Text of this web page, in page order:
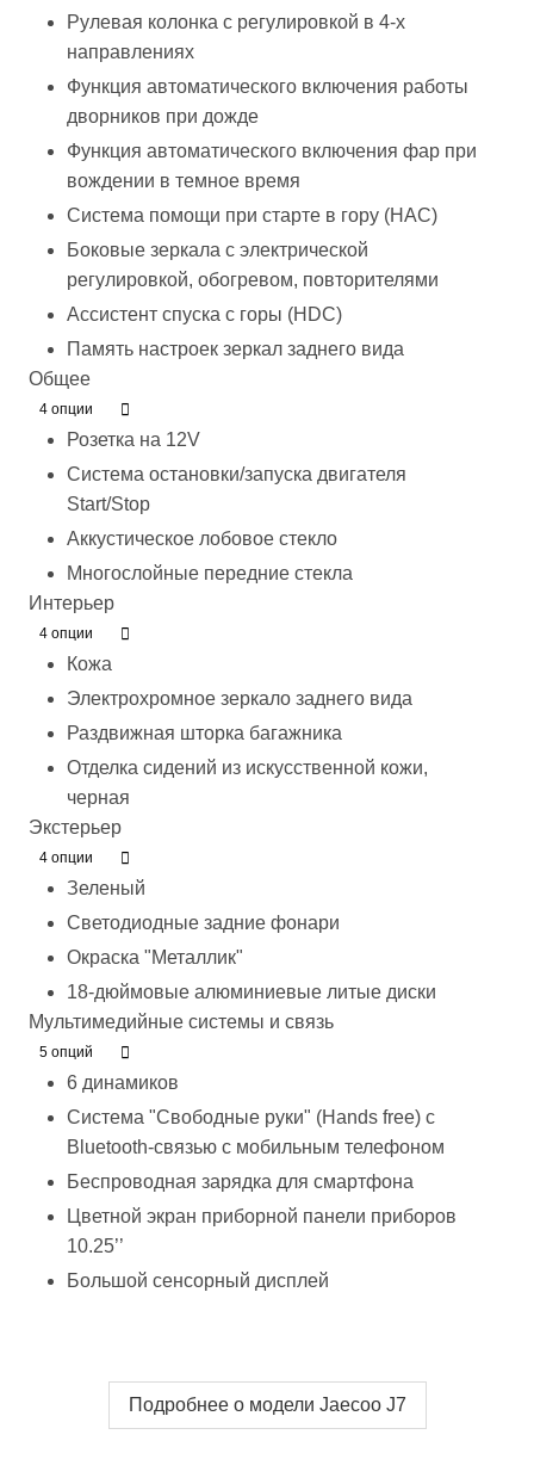
Рулевая колонка с регулировкой в 4-х
направлениях
Функция автоматического включения работы
дворников при дожде
Функция автоматического включения фар при
вождении в темное время
Система помощи при старте в гору (HAC)
Боковые зеркала с электрической
регулировкой, обогревом, повторителями
Ассистент спуска с горы (HDC)
Память настроек зеркал заднего вида
Общее
4 опции
Розетка на 12V
Система остановки/запуска двигателя
Start/Stop
Аккустическое лобовое стекло
Многослойные передние стекла
Интерьер
4 опции
Кожа
Электрохромное зеркало заднего вида
Раздвижная шторка багажника
Отделка сидений из искусственной кожи,
черная
Экстерьер
4 опции
Зеленый
Светодиодные задние фонари
Окраска "Металлик"
18-дюймовые алюминиевые литые диски
Мультимедийные системы и связь
5 опций
6 динамиков
Система "Свободные руки" (Hands free) с
Bluetooth-связью с мобильным телефоном
Беспроводная зарядка для смартфона
Цветной экран приборной панели приборов
10.25’’
Большой сенсорный дисплей
Подробнее о модели Jaecoo J7